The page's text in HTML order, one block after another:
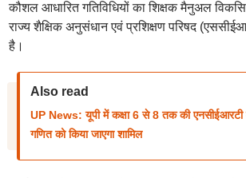
कौशल आधारित गतिविधियों का शिक्षक मैनुअल
राज्य शैक्षिक अनुसंधान एवं प्रशिक्षण परिषद
है।
Also read
UP News: यूपी में कक्षा 6 से 8 तक की एनसीईआरटी
गणित को किया जाएगा शामिल